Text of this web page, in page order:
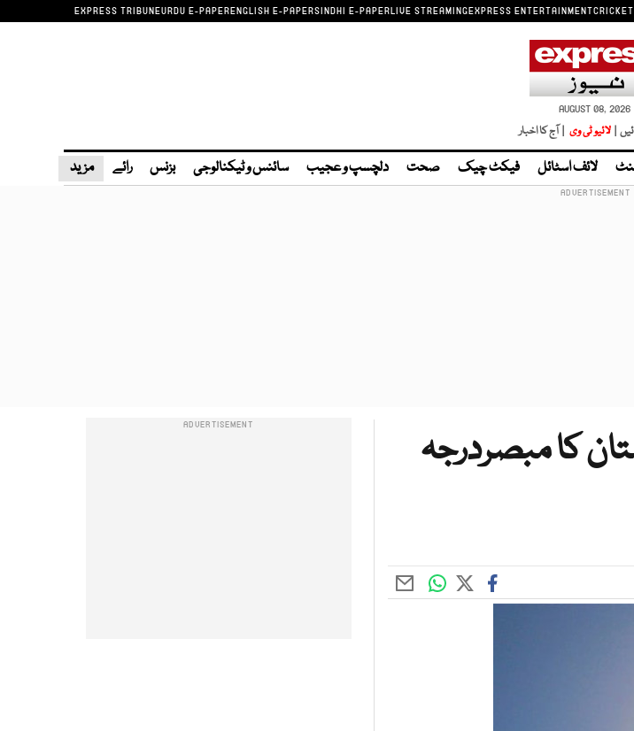
EXPRESS TRIBUNEURDU E-PAPERENGLISH E-PAPERSINDHI E-PAPERLIVE STREAMINGEXPRESS ENTERTAINMENT
AUGUST 08, 2026
| لائیو ٹی وی | آج کا اخبار
لائف اسٹائل فیکٹ چیک صحت دلچسپ و عجیب سائنس و ٹیکنالوجی بزنس رائے مزید
کا مبصردرجہ